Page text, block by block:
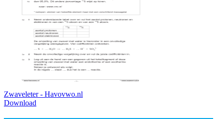
Zwaveleter - Havovwo.nl
Download